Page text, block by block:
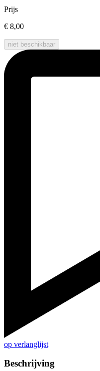
Prijs
€ 8,00
niet beschikbaar
op verlanglijst
Beschrijving